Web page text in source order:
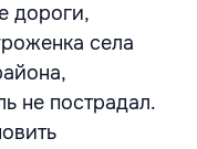
дороги,
села
не пострадал.